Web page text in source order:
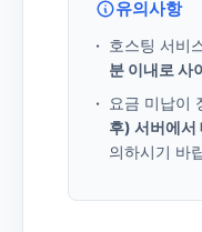
유의사항
호스팅 서비
분 이내로 사
요금 미납이
후) 서버에서
의하시기 바